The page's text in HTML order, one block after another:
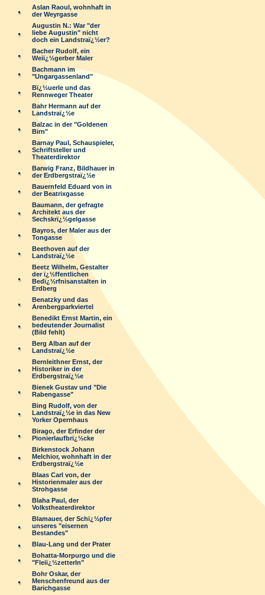
Aslan Raoul, wohnhaft in
der Weyrgasse
Augustin N.: War "der
liebe Augustin" nicht
doch ein Landstraï¿½er?
Bacher Rudolf, ein
Weiï¿½gerber Maler
Bachmann im
"Ungargassenland"
Bï¿½uerle und das
Rennweger Theater
Bahr Hermann auf der
Landstraï¿½e
Balzac in der "Goldenen
Birn"
Barnay Paul, Schauspieler,
Schriftsteller und
Theaterdirektor
Barwig Franz, Bildhauer in
der Erdbergstraï¿½e
Bauernfeld Eduard von in
der Beatrixgasse
Baumann, der gefragte
Architekt aus der
Sechskrï¿½gelgasse
Bayros, der Maler aus der
Tongasse
Beethoven auf der
Landstraï¿½e
Beetz Wilhelm, Gestalter
der ï¿½ffentlichen
Bedï¿½rfnisanstalten in
Erdberg
Benatzky und das
Arenbergparkviertel
Benedikt Ernst Martin, ein
bedeutender Journalist
(Bild fehlt)
Berg Alban auf der
Landstraï¿½e
Bernleithner Ernst, der
Historiker in der
Erdbergstraï¿½e
Bienek Gustav und "Die
Rabengasse"
Bing Rudolf, von der
Landstraï¿½e in das New
Yorker Opernhaus
Birago, der Erfinder der
Pionierlaufbrï¿½cke
Birkenstock Johann
Melchior, wohnhaft in der
Erdbergstraï¿½e
Blaas Carl von, der
Historienmaler aus der
Strohgasse
Blaha Paul, der
Volkstheaterdirektor
Blamauer, der Schï¿½pfer
unseres "eisernen
Bestandes"
Blau-Lang und der Prater
Bohatta-Morpurgo und die
"Fleiï¿½zetterln"
Bohr Oskar, der
Menschenfreund aus der
Barichgasse